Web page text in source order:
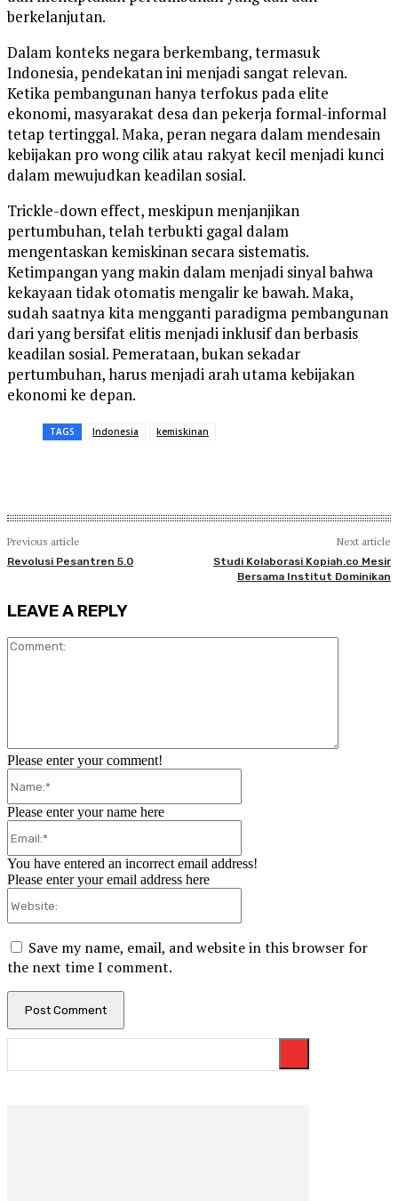
berkelanjutan.
Dalam konteks negara berkembang, termasuk
Indonesia, pendekatan ini menjadi sangat relevan.
Ketika pembangunan hanya terfokus pada elite
ekonomi, masyarakat desa dan pekerja formal-informal
tetap tertinggal. Maka, peran negara dalam mendesain
kebijakan pro wong cilik atau rakyat kecil menjadi kunci
dalam mewujudkan keadilan sosial.
Trickle-down effect, meskipun menjanjikan
pertumbuhan, telah terbukti gagal dalam
mengentaskan kemiskinan secara sistematis.
Ketimpangan yang makin dalam menjadi sinyal bahwa
kekayaan tidak otomatis mengalir ke bawah. Maka,
sudah saatnya kita mengganti paradigma pembangunan
dari yang bersifat elitis menjadi inklusif dan berbasis
keadilan sosial. Pemerataan, bukan sekadar
pertumbuhan, harus menjadi arah utama kebijakan
ekonomi ke depan.
TAGS Indonesia kemiskinan
Previous article
Revolusi Pesantren 5.0
Next article
Studi Kolaborasi Kopiah.co Mesir
Bersama Institut Dominikan
LEAVE A REPLY
Please enter your comment!
Please enter your name here
You have entered an incorrect email address!
Please enter your email address here
Save my name, email, and website in this browser for
the next time I comment.